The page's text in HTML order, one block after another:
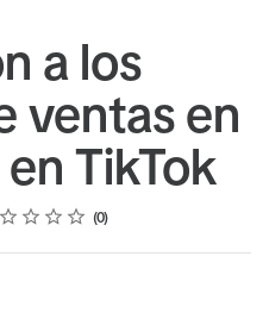
a los
ventas en
TikTok
0